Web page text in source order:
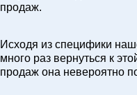
продаж.
Исходя из специфики
много раз вернуться к
продаж она невероятно